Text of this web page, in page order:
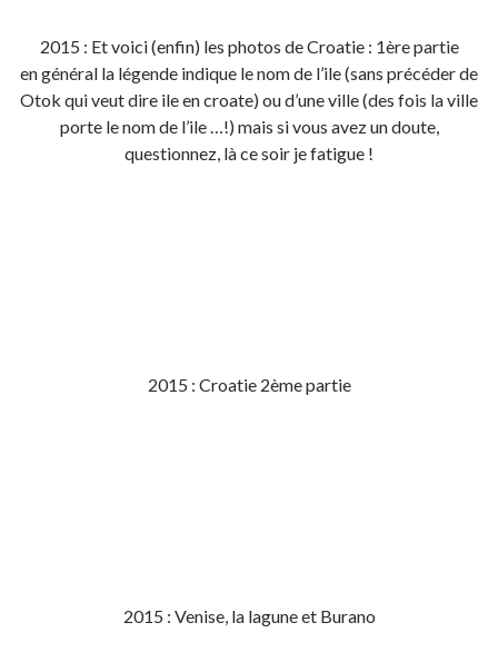
2015 : Et voici (enfin) les photos de Croatie : 1ère partie
en général la légende indique le nom de l’ile (sans précéder de
Otok qui veut dire ile en croate) ou d’une ville (des fois la ville
porte le nom de l’ile …!) mais si vous avez un doute,
questionnez, là ce soir je fatigue !
2015 : Croatie 2ème partie
2015 : Venise, la lagune et Burano